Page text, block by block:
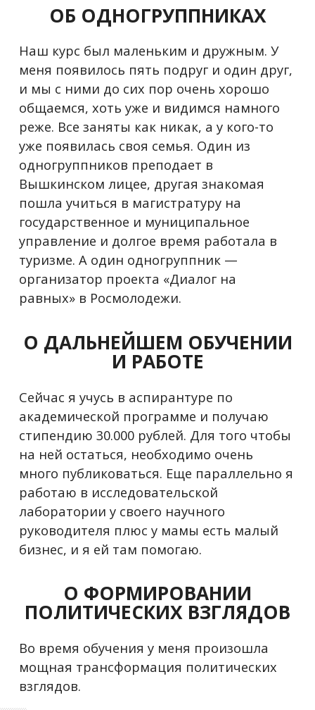
ОБ ОДНОГРУППНИКАХ
Наш курс был маленьким и дружным. У
меня появилось пять подруг и один друг,
и мы с ними до сих пор очень хорошо
общаемся, хоть уже и видимся намного
реже. Все заняты как никак, а у кого-то
уже появилась своя семья. Один из
одногруппников преподает в
Вышкинском лицее, другая знакомая
пошла учиться в магистратуру на
государственное и муниципальное
управление и долгое время работала в
туризме. А один одногруппник —
организатор проекта «Диалог на
равных» в Росмолодежи.
О ДАЛЬНЕЙШЕМ ОБУЧЕНИИ
И РАБОТЕ
Сейчас я учусь в аспирантуре по
академической программе и получаю
стипендию 30.000 рублей. Для того чтобы
на ней остаться, необходимо очень
много публиковаться. Еще параллельно я
работаю в исследовательской
лаборатории у своего научного
руководителя плюс у мамы есть малый
бизнес, и я ей там помогаю.
О ФОРМИРОВАНИИ
ПОЛИТИЧЕСКИХ ВЗГЛЯДОВ
Во время обучения у меня произошла
мощная трансформация политических
взглядов.